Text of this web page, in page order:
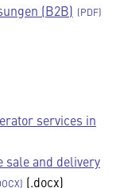
(B2B)
services in
sale and delivery
(.docx)